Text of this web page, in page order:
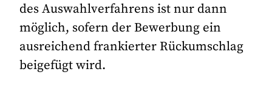
des Auswahlverfahrens ist nur dann
möglich, sofern der Bewerbung ein
ausreichend frankierter Rückumschlag
beigefügt wird.